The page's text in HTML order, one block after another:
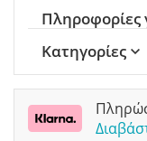
Πληροφορίες
Κατηγορίες